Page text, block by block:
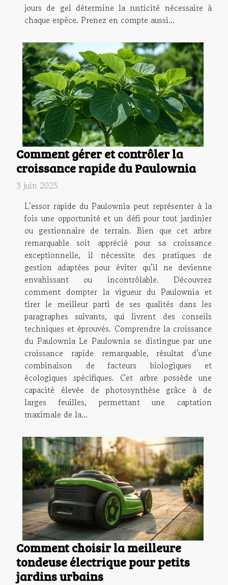
jours de gel détermine la rusticité nécessaire à
chaque espèce. Prenez en compte aussi...
Comment gérer et contrôler la
croissance rapide du Paulownia
3 juin 2025
L’essor rapide du Paulownia peut représenter à la
fois une opportunité et un défi pour tout jardinier
ou gestionnaire de terrain. Bien que cet arbre
remarquable soit apprécié pour sa croissance
exceptionnelle, il nécessite des pratiques de
gestion adaptées pour éviter qu’il ne devienne
envahissant ou incontrôlable. Découvrez
comment dompter la vigueur du Paulownia et
tirer le meilleur parti de ses qualités dans les
paragraphes suivants, qui livrent des conseils
techniques et éprouvés. Comprendre la croissance
du Paulownia Le Paulownia se distingue par une
croissance rapide remarquable, résultat d’une
combinaison de facteurs biologiques et
écologiques spécifiques. Cet arbre possède une
capacité élevée de photosynthèse grâce à de
larges feuilles, permettant une captation
maximale de la...
Comment choisir la meilleure
tondeuse électrique pour petits
jardins urbains